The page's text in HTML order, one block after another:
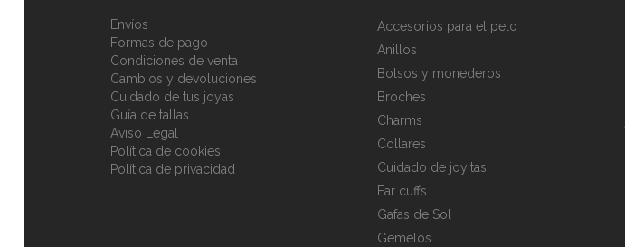
Envíos
Formas de pago
Condiciones de venta
Cambios y devoluciones
Cuidado de tus joyas
Guía de tallas
Aviso Legal
Política de cookies
Política de privacidad
Accesorios para el pelo
Anillos
Bolsos y monederos
Broches
Charms
Collares
Cuidado de joyitas
Ear cuffs
Gafas de Sol
Gemelos